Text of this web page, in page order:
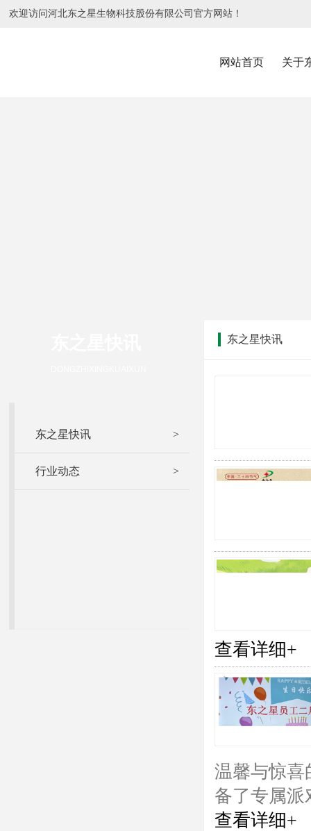
欢迎访问河北东之星生物科技股份有限公司官方网站！
网站首页 关于
东之星快讯 >
行业动态 >
东之星快讯
查看详细+
温馨与惊喜
备了专属派
查看详细+